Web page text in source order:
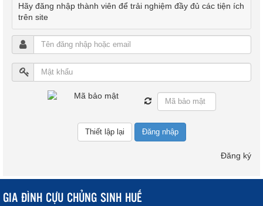
Hãy đăng nhập thành viên để trải nghiệm đầy đủ các tiện ích
trên site
Đăng nhập
Đăng ký
GIA ĐÌNH CỰU CHỦNG SINH HUẾ